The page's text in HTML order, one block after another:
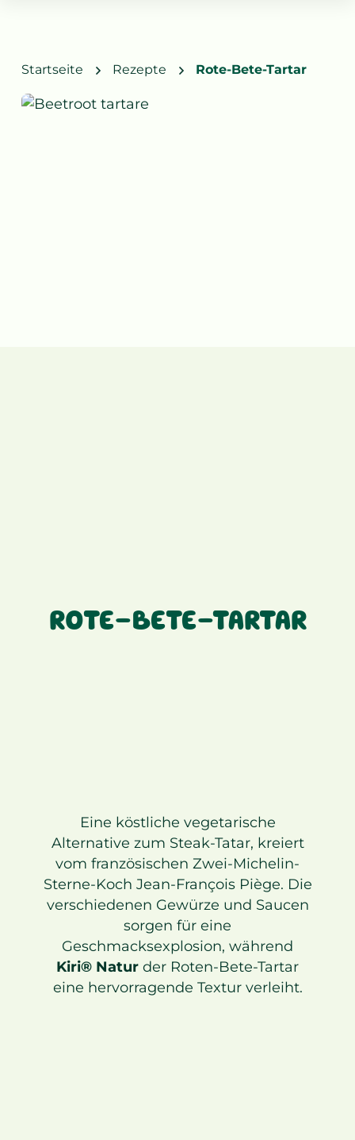
Startseite Rezepte Rote-Bete-Tartar
ROTE-BETE-TARTAR
Eine köstliche vegetarische
Alternative zum Steak-Tatar, kreiert
vom französischen Zwei-Michelin-
Sterne-Koch Jean-François Piège. Die
verschiedenen Gewürze und Saucen
sorgen für eine
Geschmacksexplosion, während
Kiri® Natur der Roten-Bete-Tartar
eine hervorragende Textur verleiht.